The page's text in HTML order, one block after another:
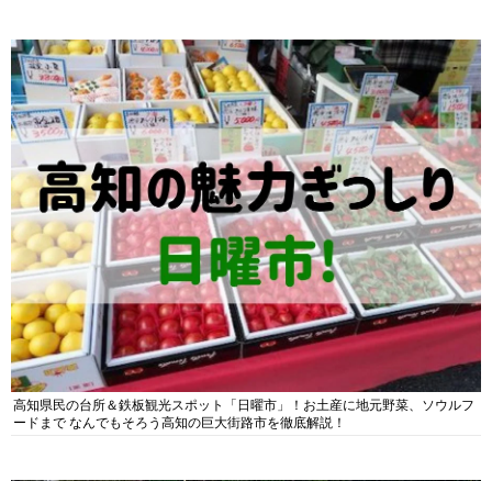
高知県民の台所＆鉄板観光スポット「日曜市」！お土産に地元野菜、ソウルフ
ードまで なんでもそろう高知の巨大街路市を徹底解説！